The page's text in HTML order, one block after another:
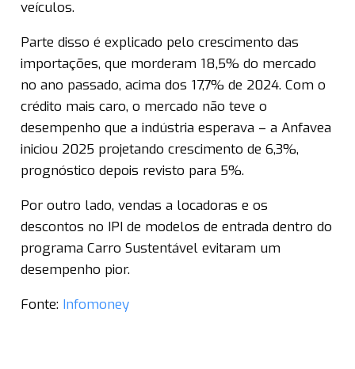
veículos.
Parte disso é explicado pelo crescimento das
importações, que morderam 18,5% do mercado
no ano passado, acima dos 17,7% de 2024. Com o
crédito mais caro, o mercado não teve o
desempenho que a indústria esperava – a Anfavea
iniciou 2025 projetando crescimento de 6,3%,
prognóstico depois revisto para 5%.
Por outro lado, vendas a locadoras e os
descontos no IPI de modelos de entrada dentro do
programa Carro Sustentável evitaram um
desempenho pior.
Fonte: Infomoney